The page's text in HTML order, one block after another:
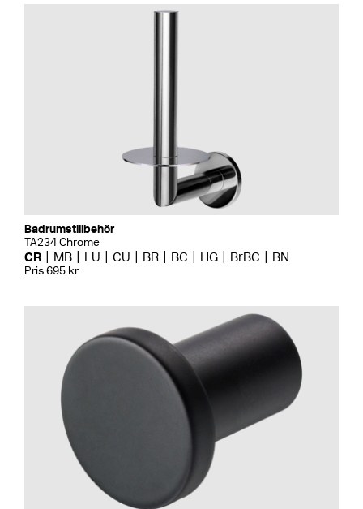
Badrumstillbehör
TA234 Chrome
CR MB LU CU BR BC HG BrBC BN
Pris 695 kr